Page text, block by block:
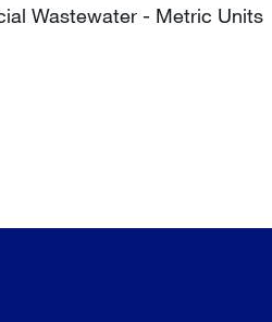
Wastewater - Metric Units